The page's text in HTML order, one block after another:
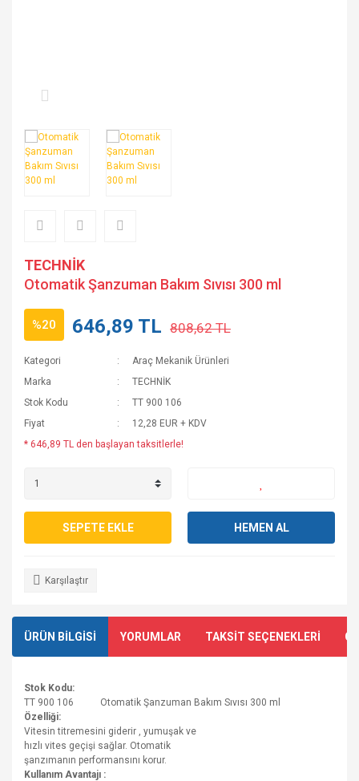
TECHNİK
Otomatik Şanzuman Bakım Sıvısı 300 ml
%20 646,89 TL 808,62 TL
Kategori
Araç Mekanik Ürünleri
Marka
TECHNİK
Stok Kodu
TT 900 106
Fiyat
12,28 EUR + KDV
* 646,89 TL den başlayan taksitlerle!
SEPETE EKLE HEMEN AL
Karşılaştır
ÜRÜN BİLGİSİ YORUMLAR TAKSİT SEÇENEKLERİ
Stok Kodu:
TT 900 106 Otomatik Şanzuman Bakım Sıvısı 300 ml
Özelliği:
Vitesin titremesini giderir , yumuşak ve
hızlı vites geçişi sağlar. Otomatik
şanzımanın performansını korur.
Kullanım Avantajı :